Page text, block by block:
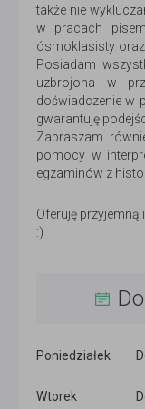
także nie
w pracach
ósmoklasisty oraz
Posiadam
uzbrojona w
doświadczenie w
gwarantuję
Zapraszam
pomocy w
egzaminów z
Oferuję
:)
Poniedziałek
Wtorek